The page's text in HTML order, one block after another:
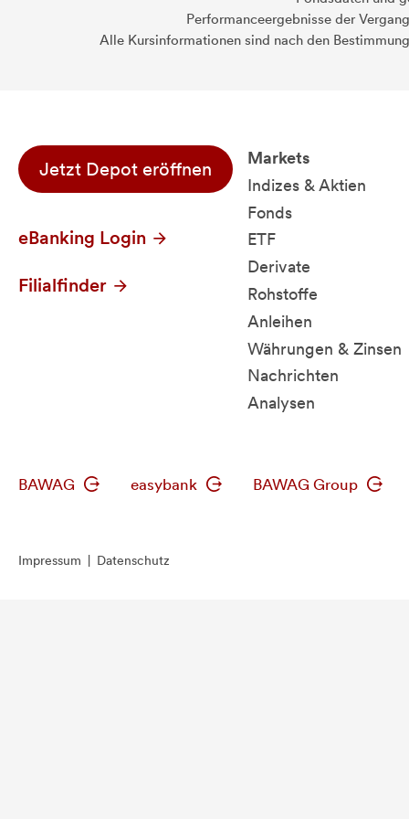
Performanceergebnisse der
Alle Kursinformationen sind nach den
Jetzt Depot eröffnen
eBanking Login
Filialfinder
Markets
Indizes & Aktien
Fonds
ETF
Derivate
Rohstoffe
Anleihen
Währungen & Zinsen
Nachrichten
Analysen
BAWAG easybank BAWAG Group
Impressum Datenschutz